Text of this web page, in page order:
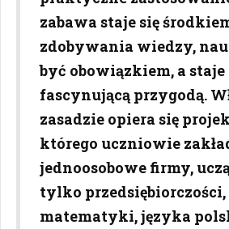
zabawa staje się
zdobywania wiedzy,
być obowiązkiem, a staje
fascynującą przygodą.
zasadzie opiera się
którego uczniowie
jednoosobowe firmy,
tylko
matematyki, języka